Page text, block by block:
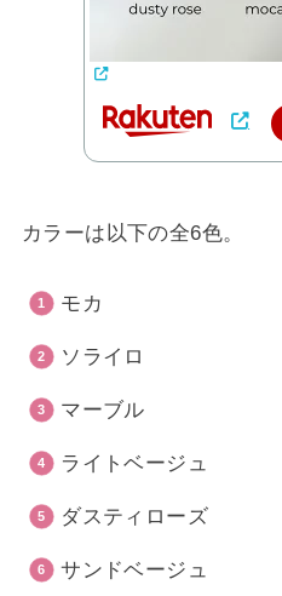
カラーは以下の全6色。
モカ
ソライロ
マーブル
ライトベージュ
ダスティローズ
サンドベージュ